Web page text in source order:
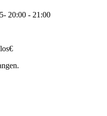
20:00- 21:00